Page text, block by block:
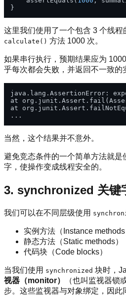
这里我们使用了一个包含 3 个线程
calculate() 方法 1000 次。
如果串行执行，预期结果应为
乎每次都会失败，并返回不一致的
java.lang.AssertionError:
at
at
当然，这个结果并不意外。
避免竞态条件的一个简单方法就是
字，使操作变成线程安全的。
3. synchronized 关键
我们可以在不同层级使用
实例方法（Instance methods
静态方法（Static methods）
代码块（Code blocks）
当我们使用 synchronized 块时，
视器（monitor）
（也叫监视器锁
步。这些监视器与对象绑定，因此